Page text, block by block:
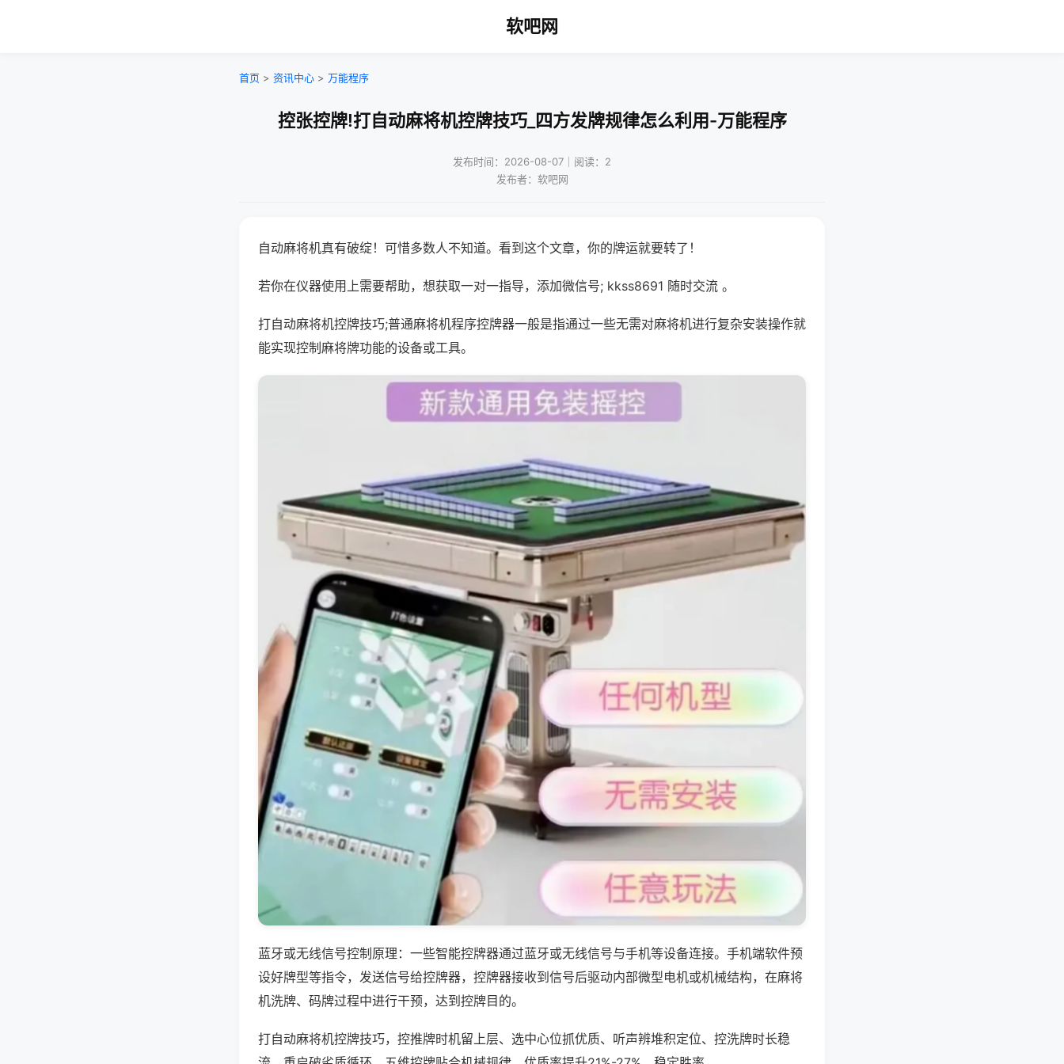
软吧网
首页 > 资讯中心 > 万能程序
控张控牌!打自动麻将机控牌技巧_四方发牌规律怎么利用-万能程序
发布时间：2026-08-07｜阅读：2
发布者：软吧网
自动麻将机真有破绽！可惜多数人不知道。看到这个文章，你的牌运就要转了！
若你在仪器使用上需要帮助，想获取一对一指导，添加微信号; kkss8691 随时交流 。
打自动麻将机控牌技巧;普通麻将机程序控牌器一般是指通过一些无需对麻将机进行复杂安装操作就
能实现控制麻将牌功能的设备或工具。
蓝牙或无线信号控制原理：一些智能控牌器通过蓝牙或无线信号与手机等设备连接。手机端软件预
设好牌型等指令，发送信号给控牌器，控牌器接收到信号后驱动内部微型电机或机械结构，在麻将
机洗牌、码牌过程中进行干预，达到控牌目的。
打自动麻将机控牌技巧，控推牌时机留上层、选中心位抓优质、听声辨堆积定位、控洗牌时长稳